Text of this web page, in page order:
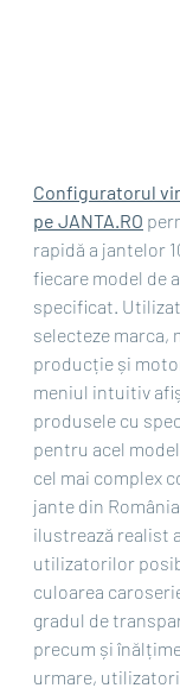
Configuratorul
pe JANTA.RO
rapidă a jantelor
fiecare model de
specificat.
selecteze marca,
producție și
meniul intuitiv
produsele cu
pentru acel
cel mai complex
jante din
ilustrează realist
utilizatorilor
culoarea
gradul de
precum și
urmare,